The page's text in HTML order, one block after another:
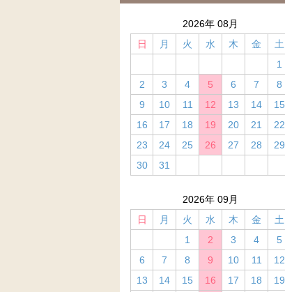
2026年 08月
日
月 火 水 木 金
土
1
2
3 4 5 6 7
8
9
10 11 12 13 14
15
16
17 18 19 20 21
22
23
24 25 26 27 28
29
30
31
2026年 09月
日
月 火 水 木 金
土
1
2 3 4
5
6
7 8 9 10 11
12
13
14 15 16 17 18
19